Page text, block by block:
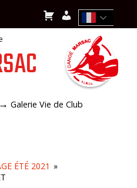
→ Galerie Vie de Club
ÉTÉ 2021 »